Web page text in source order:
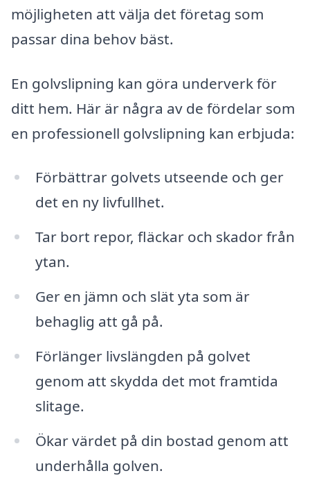
möjligheten att välja det företag som
passar dina behov bäst.
En golvslipning kan göra underverk för
ditt hem. Här är några av de fördelar som
en professionell golvslipning kan erbjuda:
Förbättrar golvets utseende och ger
det en ny livfullhet.
Tar bort repor, fläckar och skador från
ytan.
Ger en jämn och slät yta som är
behaglig att gå på.
Förlänger livslängden på golvet
genom att skydda det mot framtida
slitage.
Ökar värdet på din bostad genom att
underhålla golven.